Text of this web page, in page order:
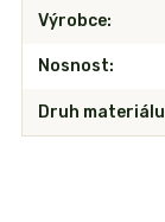
Výrobce
Nosnost
Druh materiálu